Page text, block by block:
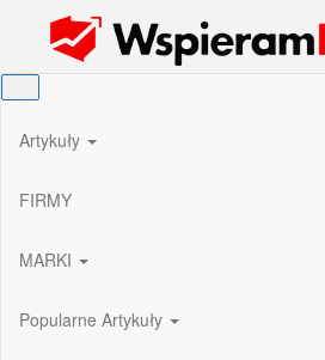
Wspieram Rozwój PL
Artykuły
FIRMY
MARKI
Popularne Artykuły